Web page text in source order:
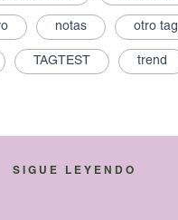
notas otro tag
TAGTEST trend
SIGUE LEYENDO